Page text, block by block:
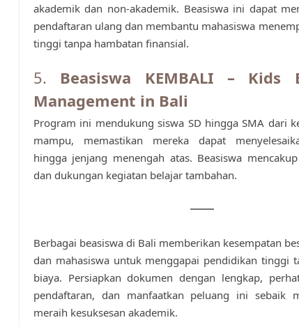
akademik dan non-akademik. Beasiswa ini dapat
pendaftaran ulang dan membantu mahasiswa
tinggi tanpa hambatan finansial.
5. Beasiswa KEMBALI – Kids
Management in Bali
Program ini mendukung siswa SD hingga SMA dari
mampu, memastikan mereka dapat
hingga jenjang menengah atas. Beasiswa
dan dukungan kegiatan belajar tambahan.
Berbagai beasiswa di Bali memberikan kesempatan
dan mahasiswa untuk menggapai pendidikan tinggi
biaya. Persiapkan dokumen dengan lengkap,
pendaftaran, dan manfaatkan peluang ini sebaik
meraih kesuksesan akademik.